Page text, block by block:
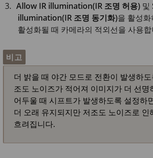
Allow IR illumination(IR 조명 허용) 및
illumination(IR 조명 동기화)을 활성
활성화될 때 카메라의 적외선을 사용
비고
더 밝을 때 야간 모드로 전환이 발생하
조도 노이즈가 적어져 이미지가 더 선명
어두울 때 시프트가 발생하도록 설정하
더 오래 유지되지만 저조도 노이즈로 인
흐려집니다.